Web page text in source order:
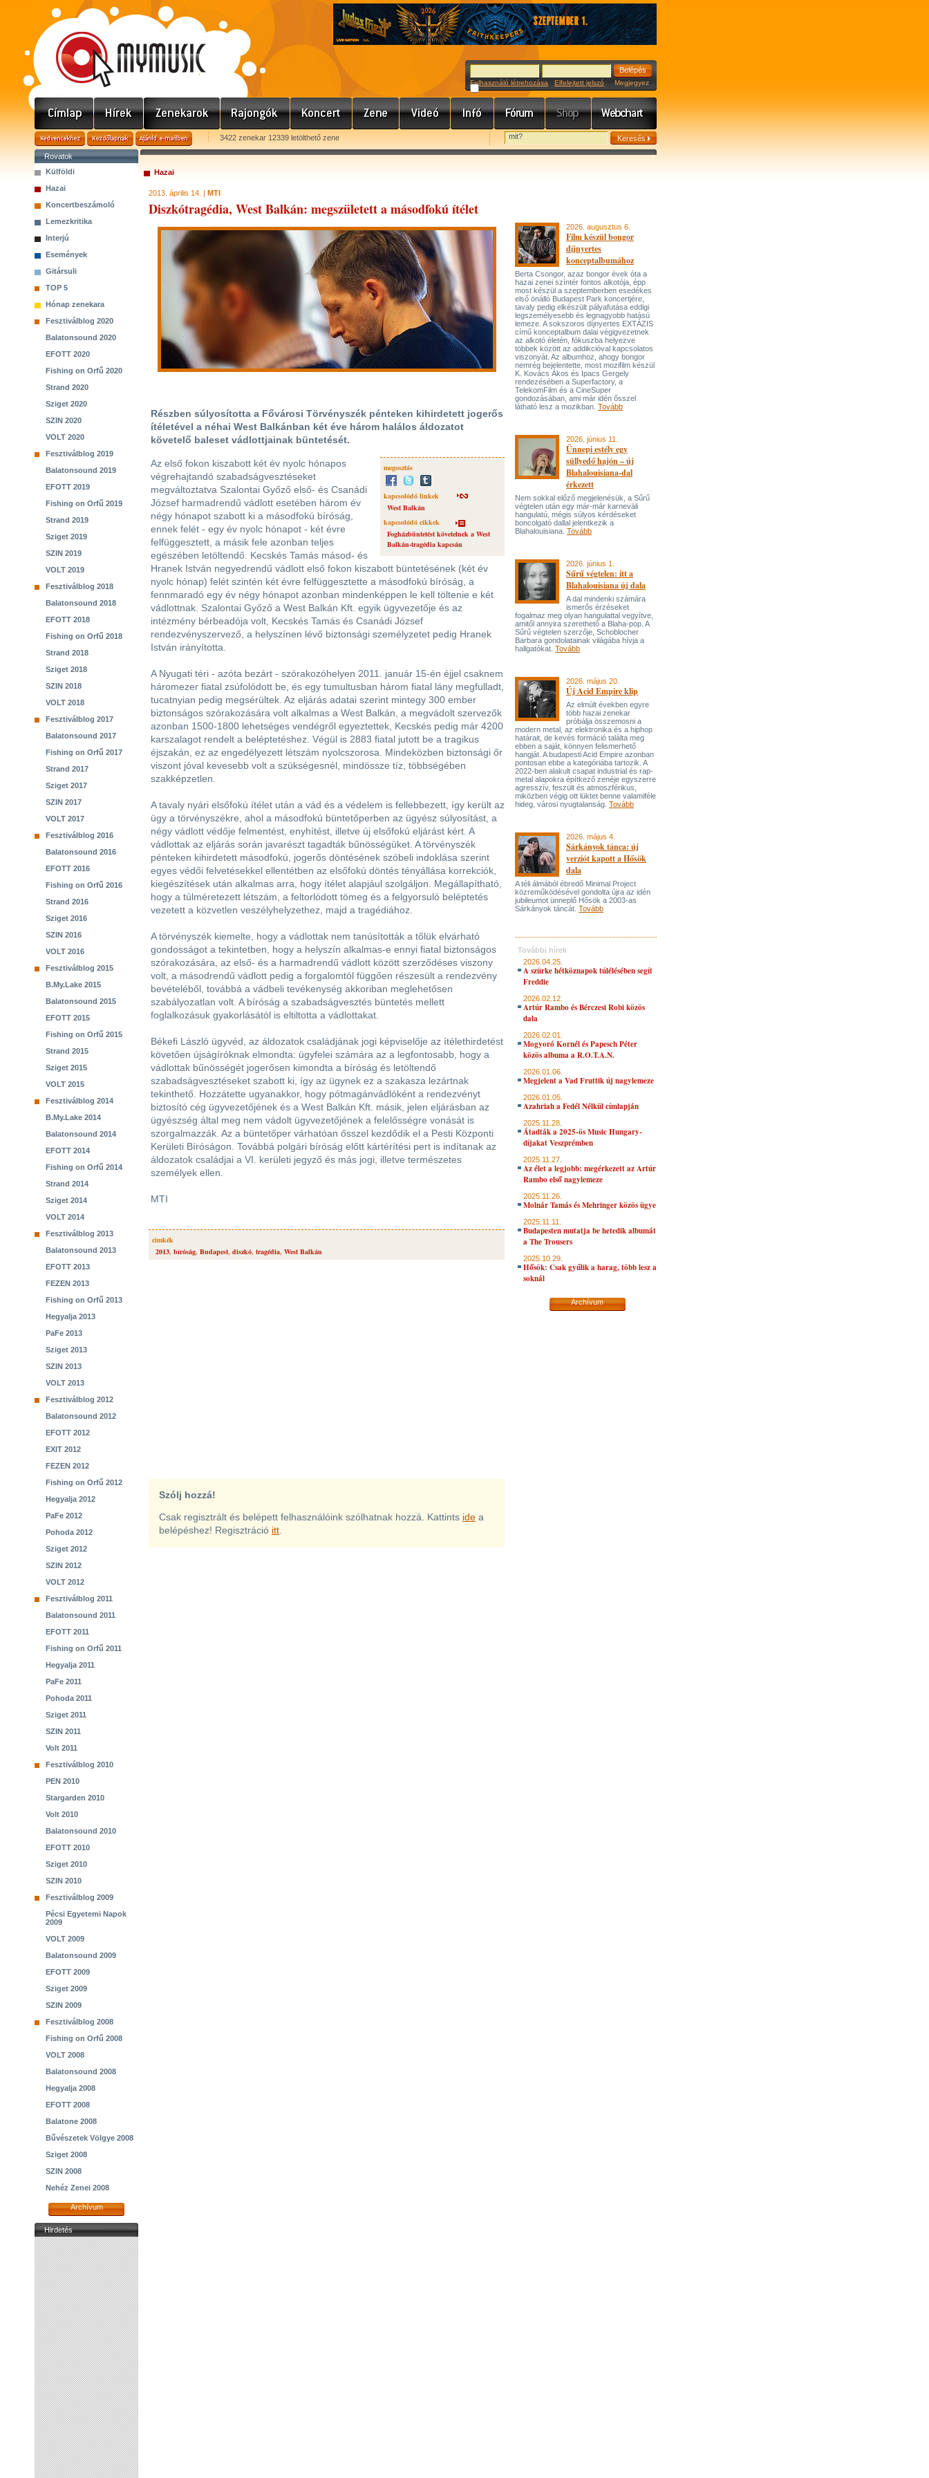
Felhasználó létrehozása Elfelejtett jelszó Megjegyez
3422 zenekar 12339 letölthető zene
Rovatok
Külföldi
Hazai
Koncertbeszámoló
Lemezkritika
Interjú
Események
Gitársuli
TOP 5
Hónap zenekara
Fesztiválblog 2020
Balatonsound 2020
EFOTT 2020
Fishing on Orfű 2020
Strand 2020
Sziget 2020
SZIN 2020
VOLT 2020
Fesztiválblog 2019
Balatonsound 2019
EFOTT 2019
Fishing on Orfű 2019
Strand 2019
Sziget 2019
SZIN 2019
VOLT 2019
Fesztiválblog 2018
Balatonsound 2018
EFOTT 2018
Fishing on Orfű 2018
Strand 2018
Sziget 2018
SZIN 2018
VOLT 2018
Fesztiválblog 2017
Balatonsound 2017
Fishing on Orfű 2017
Strand 2017
Sziget 2017
SZIN 2017
VOLT 2017
Fesztiválblog 2016
Balatonsound 2016
EFOTT 2016
Fishing on Orfű 2016
Strand 2016
Sziget 2016
SZIN 2016
VOLT 2016
Fesztiválblog 2015
B.My.Lake 2015
Balatonsound 2015
EFOTT 2015
Fishing on Orfű 2015
Strand 2015
Sziget 2015
VOLT 2015
Fesztiválblog 2014
B.My.Lake 2014
Balatonsound 2014
EFOTT 2014
Fishing on Orfű 2014
Strand 2014
Sziget 2014
VOLT 2014
Fesztiválblog 2013
Balatonsound 2013
EFOTT 2013
FEZEN 2013
Fishing on Orfű 2013
Hegyalja 2013
PaFe 2013
Sziget 2013
SZIN 2013
VOLT 2013
Fesztiválblog 2012
Balatonsound 2012
EFOTT 2012
EXIT 2012
FEZEN 2012
Fishing on Orfű 2012
Hegyalja 2012
PaFe 2012
Pohoda 2012
Sziget 2012
SZIN 2012
VOLT 2012
Fesztiválblog 2011
Balatonsound 2011
EFOTT 2011
Fishing on Orfű 2011
Hegyalja 2011
PaFe 2011
Pohoda 2011
Sziget 2011
SZIN 2011
Volt 2011
Fesztiválblog 2010
PEN 2010
Stargarden 2010
Volt 2010
Balatonsound 2010
EFOTT 2010
Sziget 2010
SZIN 2010
Fesztiválblog 2009
Pécsi Egyetemi Napok
2009
VOLT 2009
Balatonsound 2009
EFOTT 2009
Sziget 2009
SZIN 2009
Fesztiválblog 2008
Fishing on Orfű 2008
VOLT 2008
Balatonsound 2008
Hegyalja 2008
EFOTT 2008
Balatone 2008
Bűvészetek Völgye 2008
Sziget 2008
SZIN 2008
Nehéz Zenei 2008
Archívum
Hirdetés
Hazai
2013. április 14. | MTI
Diszkótragédia, West Balkán: megszületett a másodfokú ítélet
Részben súlyosította a Fővárosi Törvényszék pénteken kihirdetett jogerős
ítéletével a néhai West Balkánban két éve három halálos áldozatot
követelő baleset vádlottjainak büntetését.
megosztás
kapcsolódó linkek
West Balkán
kapcsolódó cikkek
Fogházbüntetést követelnek a West
Balkán-tragédia kapcsán
Az első fokon kiszabott két év nyolc hónapos
végrehajtandó szabadságvesztéseket
megváltoztatva Szalontai Győző első- és Csanádi
József harmadrendű vádlott esetében három év
négy hónapot szabott ki a másodfokú bíróság,
ennek felét - egy év nyolc hónapot - két évre
felfüggesztett, a másik fele azonban teljes
egészében letöltendő. Kecskés Tamás másod- és
Hranek István negyedrendű vádlott első fokon kiszabott büntetésének (két év
nyolc hónap) felét szintén két évre felfüggesztette a másodfokú bíróság, a
fennmaradó egy év négy hónapot azonban mindenképpen le kell töltenie e két
vádlottnak. Szalontai Győző a West Balkán Kft. egyik ügyvezetője és az
intézmény bérbeadója volt, Kecskés Tamás és Csanádi József
rendezvényszervező, a helyszínen lévő biztonsági személyzetet pedig Hranek
István irányította.
A Nyugati téri - azóta bezárt - szórakozóhelyen 2011. január 15-én éjjel csaknem
háromezer fiatal zsúfolódott be, és egy tumultusban három fiatal lány megfulladt,
tucatnyian pedig megsérültek. Az eljárás adatai szerint mintegy 300 ember
biztonságos szórakozására volt alkalmas a West Balkán, a megvádolt szervezők
azonban 1500-1800 lehetséges vendégről egyeztettek, Kecskés pedig már 4200
karszalagot rendelt a beléptetéshez. Végül is 2883 fiatal jutott be a tragikus
éjszakán, ez az engedélyezett létszám nyolcszorosa. Mindeközben biztonsági őr
viszont jóval kevesebb volt a szükségesnél, mindössze tíz, többségében
szakképzetlen.
A tavaly nyári elsőfokú ítélet után a vád és a védelem is fellebbezett, így került az
ügy a törvényszékre, ahol a másodfokú büntetőperben az ügyész súlyosítást, a
négy vádlott védője felmentést, enyhítést, illetve új elsőfokú eljárást kért. A
vádlottak az eljárás során javarészt tagadták bűnösségüket. A törvényszék
pénteken kihirdetett másodfokú, jogerős döntésének szóbeli indoklása szerint
egyes védői felvetésekkel ellentétben az elsőfokú döntés tényállása korrekciók,
kiegészítések után alkalmas arra, hogy ítélet alapjául szolgáljon. Megállapítható,
hogy a túlméretezett létszám, a feltorlódott tömeg és a felgyorsuló beléptetés
vezetett a közvetlen veszélyhelyzethez, majd a tragédiához.
A törvényszék kiemelte, hogy a vádlottak nem tanúsították a tőlük elvárható
gondosságot a tekintetben, hogy a helyszín alkalmas-e ennyi fiatal biztonságos
szórakozására, az első- és a harmadrendű vádlott között szerződéses viszony
volt, a másodrendű vádlott pedig a forgalomtól függően részesült a rendezvény
bevételéből, továbbá a vádbeli tevékenység akkoriban meglehetősen
szabályozatlan volt. A bíróság a szabadságvesztés büntetés mellett
foglalkozásuk gyakorlásától is eltiltotta a vádlottakat.
Békefi László ügyvéd, az áldozatok családjának jogi képviselője az ítélethirdetést
követően újságíróknak elmondta: ügyfelei számára az a legfontosabb, hogy a
vádlottak bűnösségét jogerősen kimondta a bíróság és letöltendő
szabadságvesztéseket szabott ki, így az ügynek ez a szakasza lezártnak
tekinthető. Hozzátette ugyanakkor, hogy pótmagánvádlóként a rendezvényt
biztosító cég ügyvezetőjének és a West Balkán Kft. másik, jelen eljárásban az
ügyészség által meg nem vádolt ügyvezetőjének a felelősségre vonását is
szorgalmazzák. Az a büntetőper várhatóan ősszel kezdődik el a Pesti Központi
Kerületi Bíróságon. Továbbá polgári bíróság előtt kártérítési pert is indítanak az
áldozatok családjai a VI. kerületi jegyző és más jogi, illetve természetes
személyek ellen.
MTI
cimkék
2013, bíróság, Budapest, diszkó, tragédia, West Balkán
Szólj hozzá!
Csak regisztrált és belépett felhasználóink szólhatnak hozzá. Kattints ide a
belépéshez! Regisztráció itt
2026. augusztus 6.
Film készül bongor
díjnyertes
konceptalbumához
Berta Csongor, azaz bongor évek óta a
hazai zenei színtér fontos alkotója, épp
most készül a szeptemberben esedékes
első önálló Budapest Park koncertjére,
tavaly pedig elkészült pályafutása eddigi
legszemélyesebb és legnagyobb hatású
lemeze. A sokszoros díjnyertes EXTÁZIS
című konceptalbum dalai végigvezetnek
az alkotó életén, fókuszba helyezve
többek között az addikcióval kapcsolatos
viszonyát. Az albumhoz, ahogy bongor
nemrég bejelentette, most mozifilm készül
K. Kovács Ákos és Ipacs Gergely
rendezésében a Superfactory, a
TelekomFilm és a CineSuper
gondozásában, ami már idén ősszel
látható lesz a mozikban. Tovább
2026. június 11.
Ünnepi estély egy
süllyedő hajón – új
Blahalouisiana-dal
érkezett
Nem sokkal előző megjelenésük, a Sűrű
végtelen után egy már-már karneváli
hangulatú, mégis súlyos kérdéseket
boncolgató dallal jelentkezik a
Blahalouisiana. Tovább
2026. június 1.
Sűrű végtelen: itt a
Blahalouisiana új dala
A dal mindenki számára
ismerős érzéseket
fogalmaz meg olyan hangulattal vegyítve,
amitől annyira szerethető a Blaha-pop. A
Sűrű végtelen szerzője, Schoblocher
Barbara gondolatainak világába hívja a
hallgatókat. Tovább
2026. május 20.
Új Acid Empire klip
Az elmúlt években egyre
több hazai zenekar
próbálja összemosni a
modern metal, az elektronika és a hiphop
határait, de kevés formáció találta meg
ebben a saját, könnyen felismerhető
hangját. A budapesti Acid Empire azonban
pontosan ebbe a kategóriába tartozik. A
2022-ben alakult csapat industrial és rap-
metal alapokra építkező zenéje egyszerre
agresszív, feszült és atmoszférikus,
miközben végig ott lüktet benne valamiféle
hideg, városi nyugtalanság. Tovább
2026. május 4.
Sárkányok tánca: új
verziót kapott a Hősök
dala
A téli álmából ébredő Minimal Project
közreműködésével gondolta újra az idén
jubileumot ünneplő Hősök a 2003-as
Sárkányok táncát. Tovább
További hírek
2026.04.25.
A szürke hétköznapok túlélésében segít
Freddie
2026.02.12.
Artúr Rambo és Bérczesi Robi közös
dala
2026.02.01.
Mogyoró Kornél és Papesch Péter
közös albuma a R.O.T.A.N.
2026.01.06.
Megjelent a Vad Fruttik új nagylemeze
2026.01.05.
Azahriah a Fedél Nélkül címlapján
2025.11.28.
Átadták a 2025-ös Music Hungary-
díjakat Veszprémben
2025.11.27.
Az élet a legjobb: megérkezett az Artúr
Rambo első nagylemeze
2025.11.26.
Molnár Tamás és Mehringer közös ügye
2025.11.11.
Budapesten mutatja be hetedik albumát
a The Trousers
2025.10.29.
Hősök: Csak gyűlik a harag, több lesz a
soknál
Archívum